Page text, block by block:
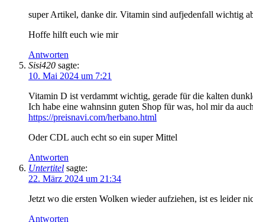
super Artikel, danke dir. Vitamin sind aufjedenfall wichtig
Hoffe hilft euch wie mir
Antworten
Sisi420 sagte:
10. Mai 2024 um 7:21
Vitamin D ist verdammt wichtig, gerade für die kalten
Ich habe eine wahnsinn guten Shop für was, hol mir da
https://preisnavi.com/herbano.html
Oder CDL auch echt so ein super Mittel
Antworten
Untertitel sagte:
22. März 2024 um 21:34
Jetzt wo die ersten Wolken wieder aufziehen, ist es leider
Antworten